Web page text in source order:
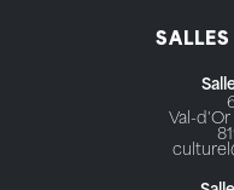
SALLES
Val-